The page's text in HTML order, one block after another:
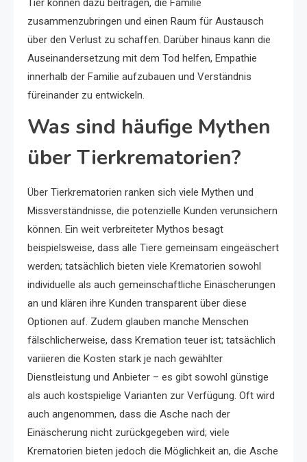
Tier können dazu beitragen, die Familie
zusammenzubringen und einen Raum für Austausch
über den Verlust zu schaffen. Darüber hinaus kann die
Auseinandersetzung mit dem Tod helfen, Empathie
innerhalb der Familie aufzubauen und Verständnis
füreinander zu entwickeln.
Was sind häufige Mythen
über Tierkrematorien?
Über Tierkrematorien ranken sich viele Mythen und
Missverständnisse, die potenzielle Kunden verunsichern
können. Ein weit verbreiteter Mythos besagt
beispielsweise, dass alle Tiere gemeinsam eingeäschert
werden; tatsächlich bieten viele Krematorien sowohl
individuelle als auch gemeinschaftliche Einäscherungen
an und klären ihre Kunden transparent über diese
Optionen auf. Zudem glauben manche Menschen
fälschlicherweise, dass Kremation teuer ist; tatsächlich
variieren die Kosten stark je nach gewählter
Dienstleistung und Anbieter – es gibt sowohl günstige
als auch kostspielige Varianten zur Verfügung. Oft wird
auch angenommen, dass die Asche nach der
Einäscherung nicht zurückgegeben wird; viele
Krematorien bieten jedoch die Möglichkeit an, die Asche